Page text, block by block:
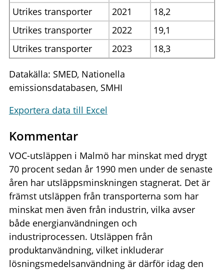
Utrikes transporter
2021
18,2
Utrikes transporter
2022
19,1
Utrikes transporter
2023 18,3
Datakälla: SMED, Nationella
emissionsdatabasen, SMHI
Exportera data till Excel
Kommentar
VOC-utsläppen i Malmö har minskat med drygt
70 procent sedan år 1990 men under de senaste
åren har utsläppsminskningen stagnerat. Det är
främst utsläppen från transporterna som har
minskat men även från industrin, vilka avser
både energianvändningen och
industriprocessen. Utsläppen från
produktanvändning, vilket inkluderar
lösningsmedelsanvändning är därför idag den